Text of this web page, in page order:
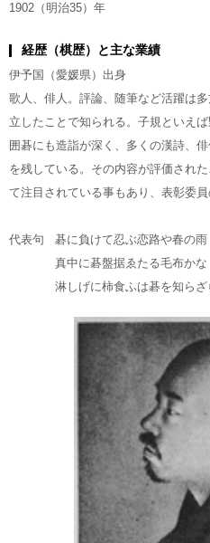
1902（明治35）年
経歴（棋歴）と主な業績
伊予国（愛媛県）出身
歌人、俳人。評論、随筆など活躍は
立したことで知られる。子規といえ
囲碁にも造詣が深く、多くの漢詩、
を残している。その内容が評価され
て注目されている事もあり、表彰委員
代表句 碁に負けて忍ぶ恋路や春の雨
真中に碁盤据ゑたる毛布かな
淋しげに柿食ふは碁を知らざ